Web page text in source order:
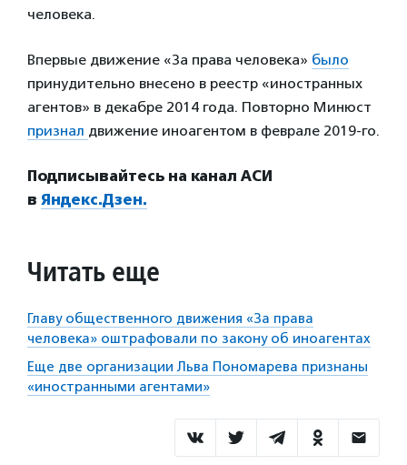
человека.
Впервые движение «За права человека» было
принудительно внесено в реестр «иностранных
агентов» в декабре 2014 года. Повторно Минюст
признал движение иноагентом в феврале 2019-го.
Подписывайтесь на канал АСИ
в Яндекс.Дзен.
Читать еще
Главу общественного движения «За права
человека» оштрафовали по закону об иноагентах
Еще две организации Льва Пономарева признаны
«иностранными агентами»